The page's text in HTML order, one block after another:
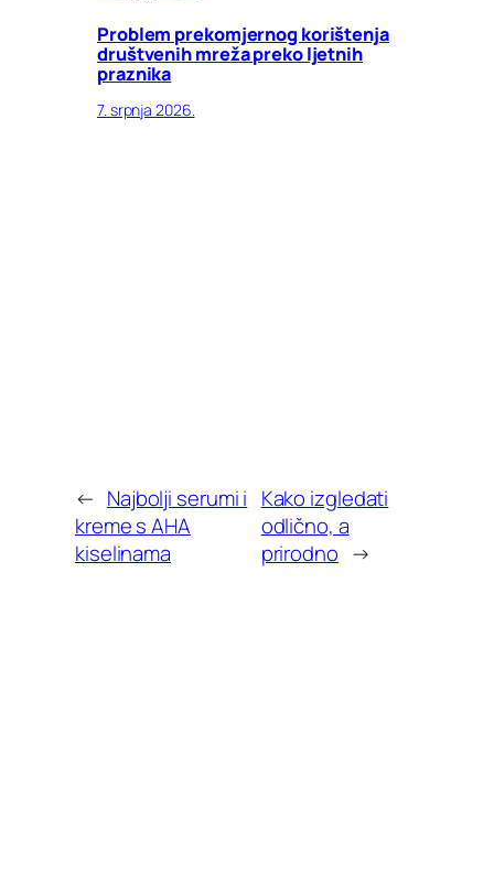
Problem prekomjernog korištenja
društvenih mreža preko ljetnih
praznika
7. srpnja 2026.
← Najbolji serumi i
kreme s AHA
kiselinama
Kako izgledati
odlično, a
prirodno →